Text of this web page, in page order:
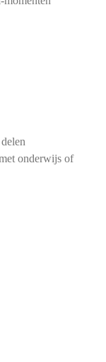
onderwijs of